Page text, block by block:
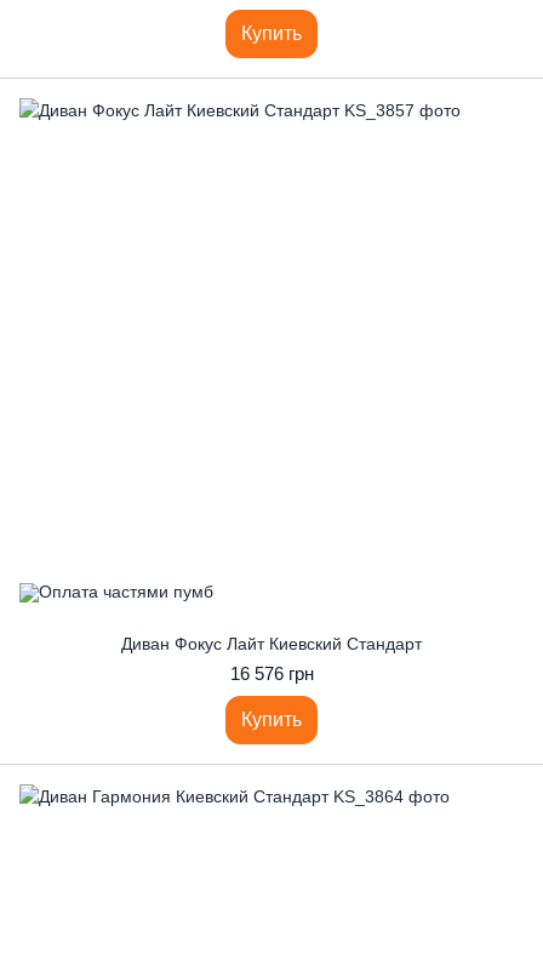
Купить
Диван Фокус Лайт Киевский Стандарт
16 576 грн
Купить